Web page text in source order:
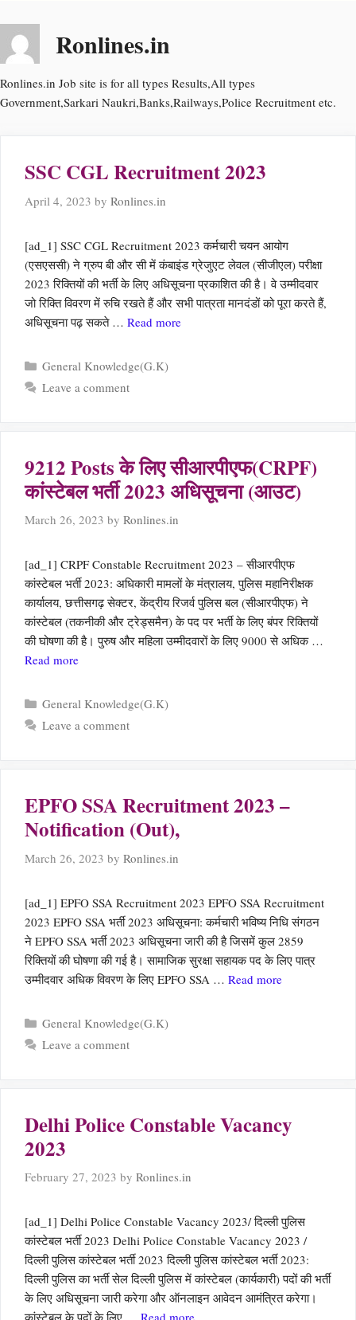
Ronlines.in
Ronlines.in Job site is for all types Results,All types
Government,Sarkari Naukri,Banks,Railways,Police Recruitment etc.
SSC CGL Recruitment 2023
April 4, 2023 by Ronlines.in
[ad_1] SSC CGL Recruitment 2023 कर्मचारी चयन आयोग
(एसएससी) ने ग्रुप बी और सी में कंबाइंड ग्रेजुएट लेवल (सीजीएल) परीक्षा
2023 रिक्तियों की भर्ती के लिए अधिसूचना प्रकाशित की है। वे उम्मीदवार
जो रिक्ति विवरण में रुचि रखते हैं और सभी पात्रता मानदंडों को पूरा करते हैं,
अधिसूचना पढ़ सकते … Read more
Categories
General Knowledge(G.K)
Leave a comment
9212 Posts के लिए सीआरपीएफ(CRPF)
कांस्टेबल भर्ती 2023 अधिसूचना (आउट)
March 26, 2023 by Ronlines.in
[ad_1] CRPF Constable Recruitment 2023 – सीआरपीएफ
कांस्टेबल भर्ती 2023: अधिकारी मामलों के मंत्रालय, पुलिस महानिरीक्षक
कार्यालय, छत्तीसगढ़ सेक्टर, केंद्रीय रिजर्व पुलिस बल (सीआरपीएफ) ने
कांस्टेबल (तकनीकी और ट्रेड्समैन) के पद पर भर्ती के लिए बंपर रिक्तियों
की घोषणा की है। पुरुष और महिला उम्मीदवारों के लिए 9000 से अधिक …
Read more
Categories
General Knowledge(G.K)
Leave a comment
EPFO SSA Recruitment 2023 –
Notification (Out),
March 26, 2023 by Ronlines.in
[ad_1] EPFO SSA Recruitment 2023 EPFO SSA Recruitment
2023 EPFO SSA भर्ती 2023 अधिसूचना: कर्मचारी भविष्य निधि संगठन
ने EPFO SSA भर्ती 2023 अधिसूचना जारी की है जिसमें कुल 2859
रिक्तियों की घोषणा की गई है। सामाजिक सुरक्षा सहायक पद के लिए पात्र
उम्मीदवार अधिक विवरण के लिए EPFO SSA … Read more
Categories
General Knowledge(G.K)
Leave a comment
Delhi Police Constable Vacancy
2023
February 27, 2023 by Ronlines.in
[ad_1] Delhi Police Constable Vacancy 2023/ दिल्ली पुलिस
कांस्टेबल भर्ती 2023 Delhi Police Constable Vacancy 2023 /
दिल्ली पुलिस कांस्टेबल भर्ती 2023 दिल्ली पुलिस कांस्टेबल भर्ती 2023:
दिल्ली पुलिस का भर्ती सेल दिल्ली पुलिस में कांस्टेबल (कार्यकारी) पदों की भर्ती
के लिए अधिसूचना जारी करेगा और ऑनलाइन आवेदन आमंत्रित करेगा।